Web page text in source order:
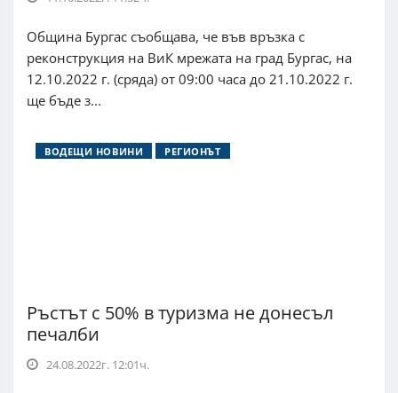
Община Бургас съобщава, че във връзка с
реконструкция на ВиК мрежата на град Бургас, на
12.10.2022 г. (сряда) от 09:00 часа до 21.10.2022 г.
ще бъде з...
ВОДЕЩИ НОВИНИ РЕГИОНЪТ
Ръстът с 50% в туризма не донесъл
печалби
24.08.2022г. 12:01ч.